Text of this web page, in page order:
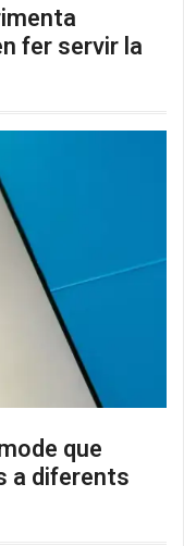
fer servir la
que
a diferents